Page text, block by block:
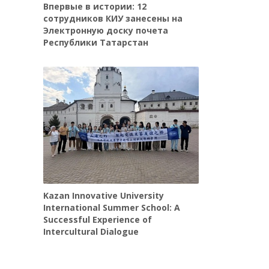
Впервые в истории: 12
сотрудников КИУ занесены на
Электронную доску почета
Республики Татарстан
Kazan Innovative University
International Summer School: A
Successful Experience of
Intercultural Dialogue